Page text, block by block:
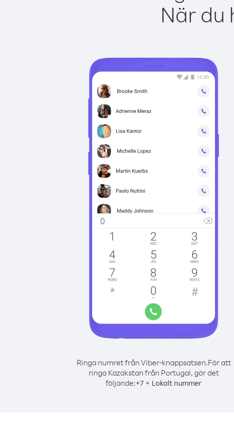
När du
Ringa numret från Viber-knappsatsen.För att
ringa Kazakstan från Portugal, gör det
följande:+7 + Lokalt nummer